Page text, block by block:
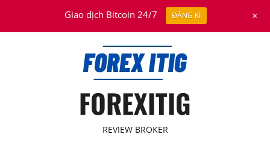
August 7, 2026
FOREXITIG
REVIEW BROKER
Giao dịch Bitcoin 24/7 ĐĂNG KÍ +